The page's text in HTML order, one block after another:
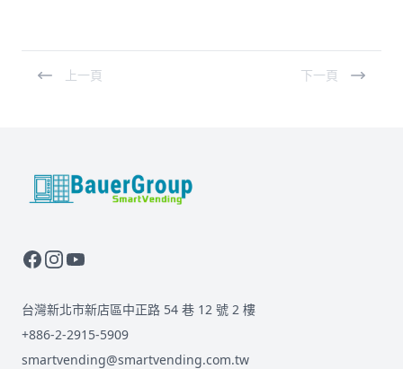
上一頁 下一頁
BauerGroup Tech
台灣新北市新店區中正路 54 巷 12 號 2 樓
+886-2-2915-5909
smartvending@smartvending.com.tw